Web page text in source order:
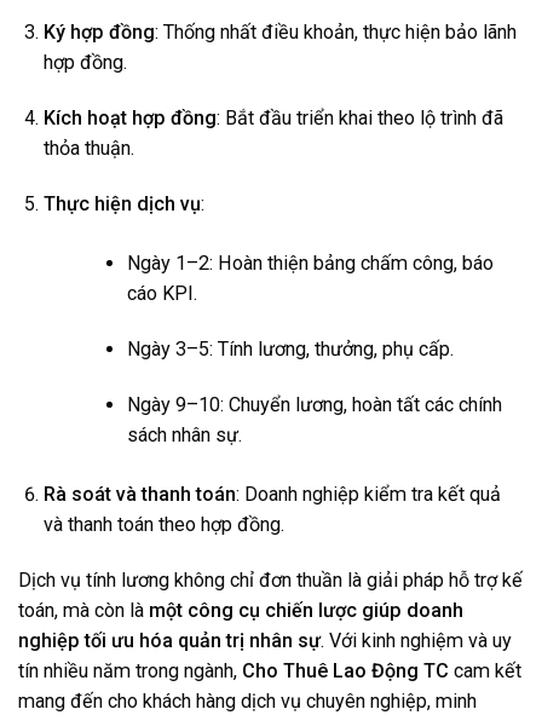
Ký hợp đồng: Thống nhất điều khoản, thực hiện bảo lãnh
hợp đồng.
Kích hoạt hợp đồng: Bắt đầu triển khai theo lộ trình đã
thỏa thuận.
Thực hiện dịch vụ:
Ngày 1–2: Hoàn thiện bảng chấm công, báo
cáo KPI.
Ngày 3–5: Tính lương, thưởng, phụ cấp.
Ngày 9–10: Chuyển lương, hoàn tất các chính
sách nhân sự.
Rà soát và thanh toán: Doanh nghiệp kiểm tra kết quả
và thanh toán theo hợp đồng.
Dịch vụ tính lương không chỉ đơn thuần là giải pháp hỗ trợ kế
toán, mà còn là một công cụ chiến lược giúp doanh
nghiệp tối ưu hóa quản trị nhân sự. Với kinh nghiệm và uy
tín nhiều năm trong ngành, Cho Thuê Lao Động TC cam kết
mang đến cho khách hàng dịch vụ chuyên nghiệp, minh